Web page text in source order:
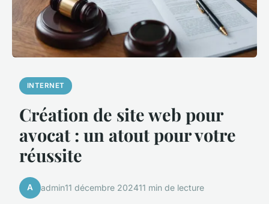
INTERNET
Création de site web pour
avocat : un atout pour votre
réussite
A admin11 décembre 202411 min de lecture